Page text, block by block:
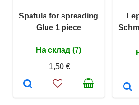
Spatula for spreading
Glue 1 piece
На склад (7)
1,50 €